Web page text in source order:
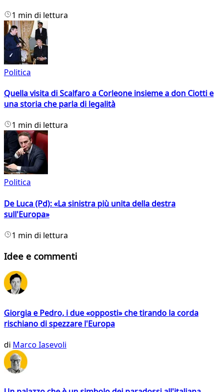
1 min di lettura
Politica
Quella visita di Scalfaro a Corleone insieme a don Ciotti e
una storia che parla di legalità
1 min di lettura
Politica
De Luca (Pd): «La sinistra più unita della destra
sull'Europa»
1 min di lettura
Idee e commenti
Giorgia e Pedro, i due «opposti» che tirando la corda
rischiano di spezzare l'Europa
di Marco Iasevoli